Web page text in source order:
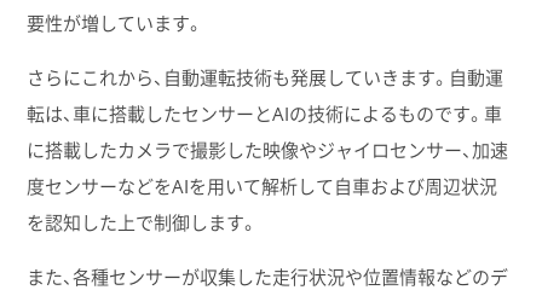
要性が増しています。
さらにこれから、自動運転技術も発展していきます。自動運
転は、車に搭載したセンサーとAIの技術によるものです。車
に搭載したカメラで撮影した映像やジャイロセンサー、加速
度センサーなどをAIを用いて解析して自車および周辺状況
を認知した上で制御します。
また、各種センサーが収集した走行状況や位置情報などのデ